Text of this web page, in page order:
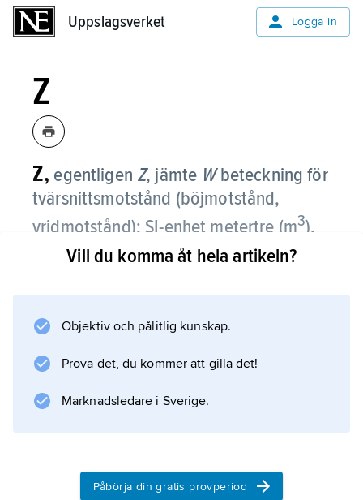
Uppslagsverket Logga in
Z
Z, egentligen Z, jämte Wbeteckning för
tvärsnittsmotstånd (böjmotstånd,
vridmotstånd); SI-enhet metertre (m3).
Information om artikeln
Vill du komma åt hela artikeln?
Objektiv och pålitlig kunskap.
Prova det, du kommer att gilla det!
Marknadsledare i Sverige.
Påbörja din gratis provperiod